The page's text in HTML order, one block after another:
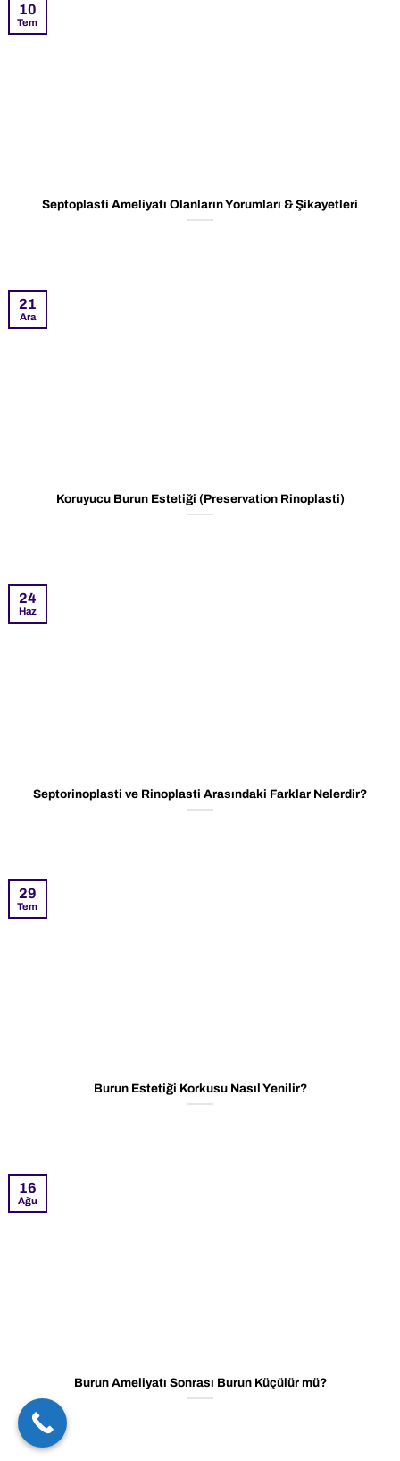
Septoplasti Ameliyatı Olanların Yorumları & Şikayetleri
10
Tem
Koruyucu Burun Estetiği (Preservation Rinoplasti)
21
Ara
Septorinoplasti ve Rinoplasti Arasındaki Farklar Nelerdir?
24
Haz
Burun Estetiği Korkusu Nasıl Yenilir?
29
Tem
Burun Ameliyatı Sonrası Burun Küçülür mü?
16
Ağu